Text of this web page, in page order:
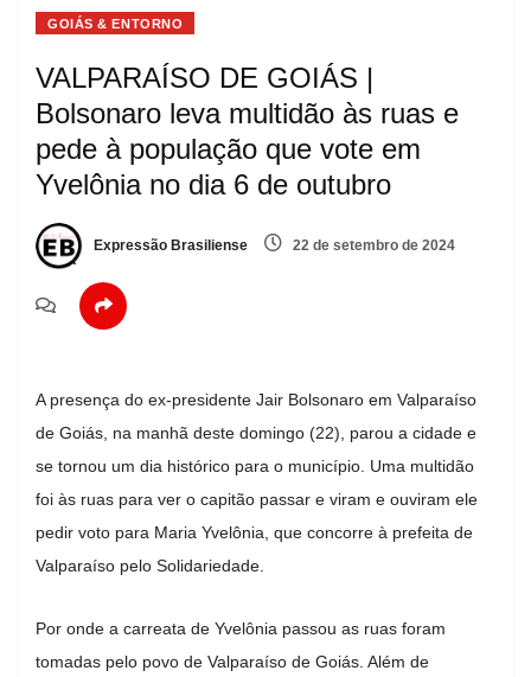
GOIÁS & ENTORNO
VALPARAÍSO DE GOIÁS |
Bolsonaro leva multidão às ruas e
pede à população que vote em
Yvelônia no dia 6 de outubro
Expressão Brasiliense 22 de setembro de 2024
A presença do ex-presidente Jair Bolsonaro em Valparaíso
de Goiás, na manhã deste domingo (22), parou a cidade e
se tornou um dia histórico para o município. Uma multidão
foi às ruas para ver o capitão passar e viram e ouviram ele
pedir voto para Maria Yvelônia, que concorre à prefeita de
Valparaíso pelo Solidariedade.
Por onde a carreata de Yvelônia passou as ruas foram
tomadas pelo povo de Valparaíso de Goiás. Além de